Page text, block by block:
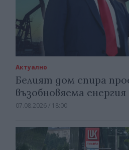
Актуално
Белият дом спира
възобновяема
07.08.2026 / 18:00